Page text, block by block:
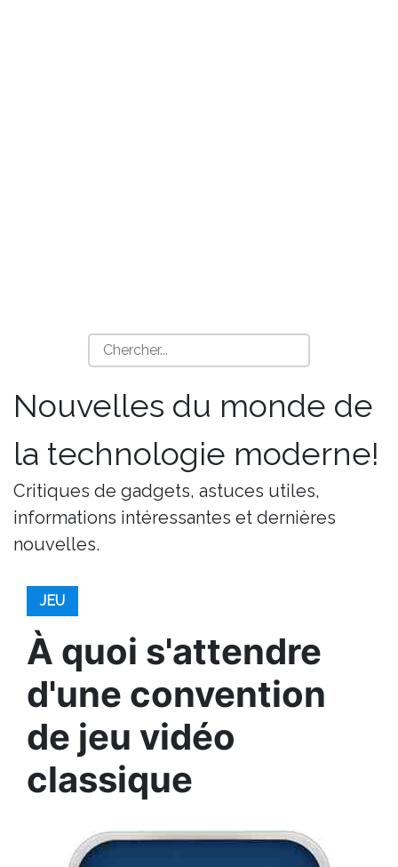
Nouvelles du monde de
la technologie moderne!
Critiques de gadgets, astuces utiles,
informations intéressantes et dernières
nouvelles.
JEU
À quoi s'attendre
d'une convention
de jeu vidéo
classique